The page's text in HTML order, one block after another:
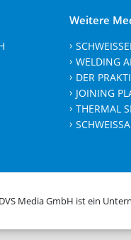
Weitere
WELDING
DER
JOINING
THERMAL
Media GmbH ist ein